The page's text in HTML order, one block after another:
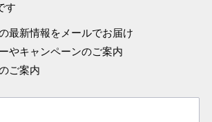
す
最新情報をメールでお届け
やキャンペーンのご案内
ご案内